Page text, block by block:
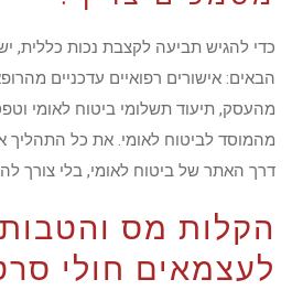
כדי להגיש תביעה לקצבת נכות כללית,
הבאים: אישורים רפואיים עדכניים
מהעסק, תיעוד תשלומי ביטוח לאומי
מהמוסד לביטוח לאומי. את כל התהליך
דרך האתר של ביטוח לאומי, בלי צורך
הקלות מס והטבות
לעצמאים חולי